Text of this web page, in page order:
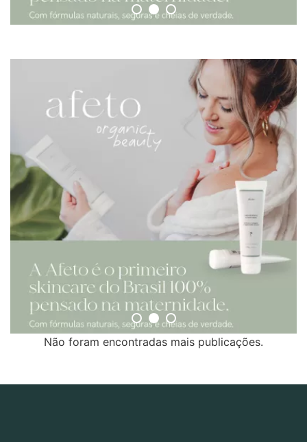
Não foram encontradas mais publicações.